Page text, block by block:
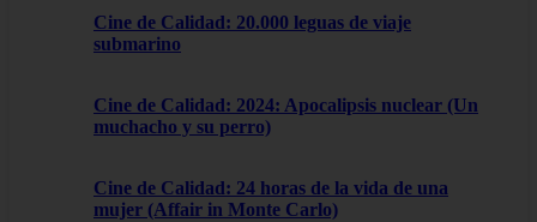
Cine de Calidad: 20.000 leguas de viaje
submarino
Cine de Calidad: 2024: Apocalipsis nuclear (Un
muchacho y su perro)
Cine de Calidad: 24 horas de la vida de una
mujer (Affair in Monte Carlo)